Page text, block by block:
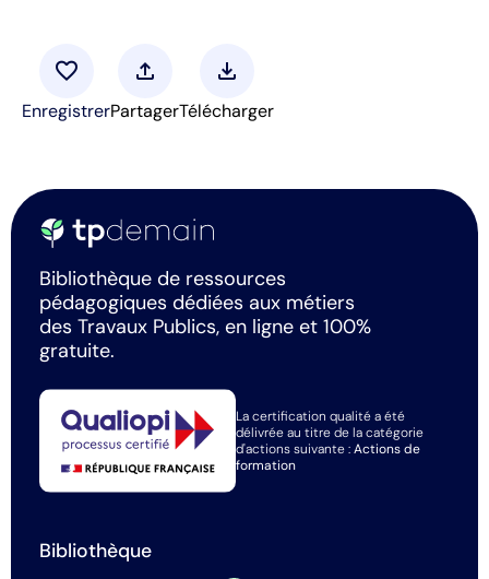
favorite
Enregistrer
upload
Partager
download
Télécharger
Bibliothèque de ressources
pédagogiques dédiées aux métiers
des Travaux Publics, en ligne et 100%
gratuite.
La certification qualité a été
délivrée au titre de la catégorie
d'actions suivante :Actions de
formation
Bibliothèque